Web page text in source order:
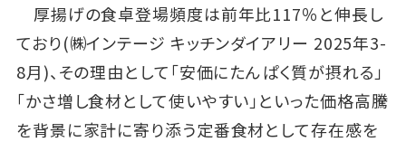
厚揚げの食卓登場頻度は前年比117％と伸長し
ており(㈱インテージ キッチンダイアリー 2025年3-
8月)、その理由として「安価にたんぱく質が摂れる」
「かさ増し食材として使いやすい」といった価格高騰
を背景に家計に寄り添う定番食材として存在感を